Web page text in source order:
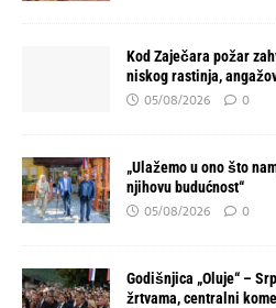
Kod Zaječara požar
niskog rastinja,
05/08/2026 0
„Ulažemo u ono što
njihovu budućnost“
05/08/2026 0
Godišnjica „Oluje“ –
žrtvama, centralni